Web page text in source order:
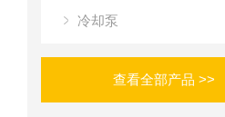
冷却泵
查看全部产品 >>